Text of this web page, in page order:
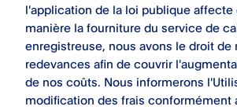
l'application de la loi publique affecte
manière la fourniture du service de
enregistreuse, nous avons le droit de
redevances afin de couvrir
de nos coûts. Nous informerons
modification des frais conformément